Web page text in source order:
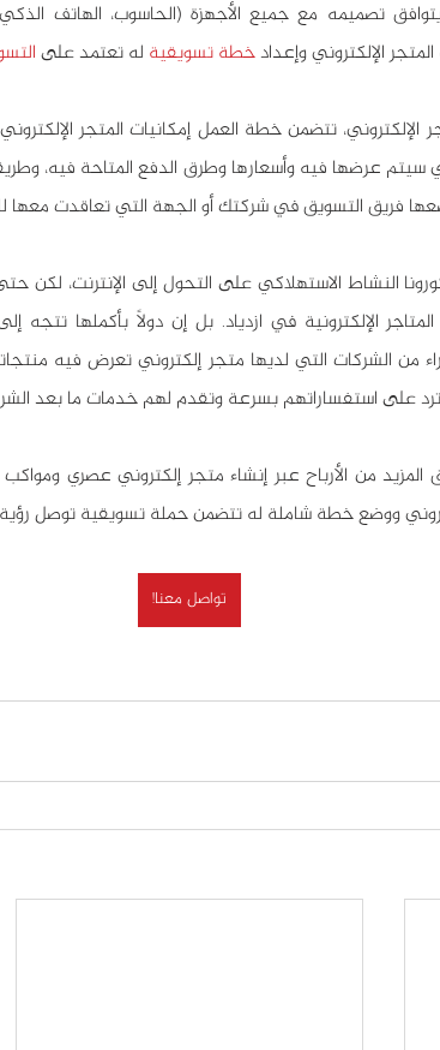
الإلكتروني وإعداد خطة تسويقية له تعتمد على
فريق التسويق في شركتك أو الجهة التي تعاقدت معها
على استفساراتهم بسرعة وتقدم لهم خدمات ما بعد
تواصل معنا!